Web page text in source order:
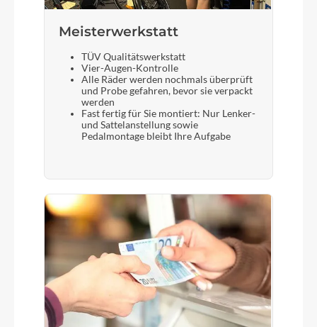
Meisterwerkstatt
TÜV Qualitätswerkstatt
Vier-Augen-Kontrolle
Alle Räder werden nochmals überprüft
und Probe gefahren, bevor sie verpackt
werden
Fast fertig für Sie montiert: Nur Lenker-
und Sattelanstellung sowie
Pedalmontage bleibt Ihre Aufgabe